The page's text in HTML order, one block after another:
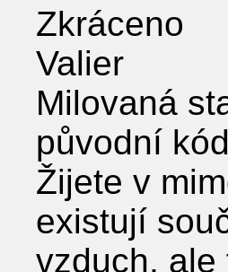
Zkráceno
Valier
Milovaná
původní
Žijete v
existují
vzduch,